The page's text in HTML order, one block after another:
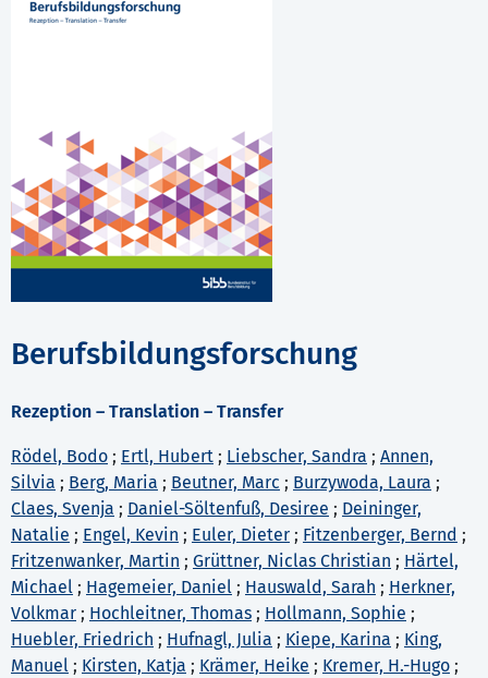
Berufsbildungsforschung
Rezeption – Translation – Transfer
Rödel, Bodo ; Ertl, Hubert ; Liebscher, Sandra ; Annen,
Silvia ; Berg, Maria ; Beutner, Marc ; Burzywoda, Laura ;
Claes, Svenja ; Daniel-Söltenfuß, Desiree ; Deininger,
Natalie ; Engel, Kevin ; Euler, Dieter ; Fitzenberger, Bernd ;
Fritzenwanker, Martin ; Grüttner, Niclas Christian ; Härtel,
Michael ; Hagemeier, Daniel ; Hauswald, Sarah ; Herkner,
Volkmar ; Hochleitner, Thomas ; Hollmann, Sophie ;
Huebler, Friedrich ; Hufnagl, Julia ; Kiepe, Karina ; King,
Manuel ; Kirsten, Katja ; Krämer, Heike ; Kremer, H.-Hugo ;